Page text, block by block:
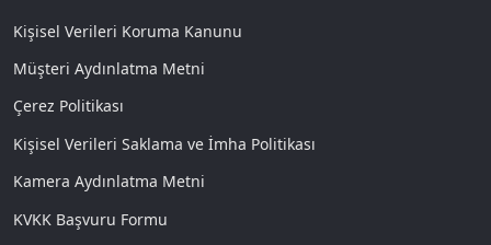
Kişisel Verileri Koruma Kanunu
Müşteri Aydınlatma Metni
Çerez Politikası
Kişisel Verileri Saklama ve İmha Politikası
Kamera Aydınlatma Metni
KVKK Başvuru Formu